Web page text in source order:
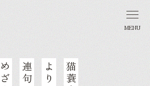
MENU
猫
蓑
よ
り
連
句
め
ざ